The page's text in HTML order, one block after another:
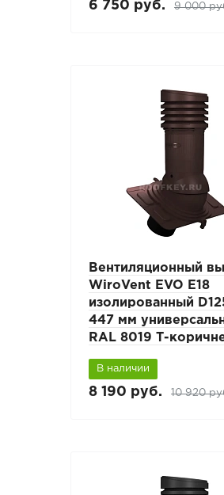
6 750 руб. 9 000
Вентиляционный
WiroVent EVO E18
изолированный
447 мм
RAL 8019 Т-
В наличии
8 190 руб. 10 920